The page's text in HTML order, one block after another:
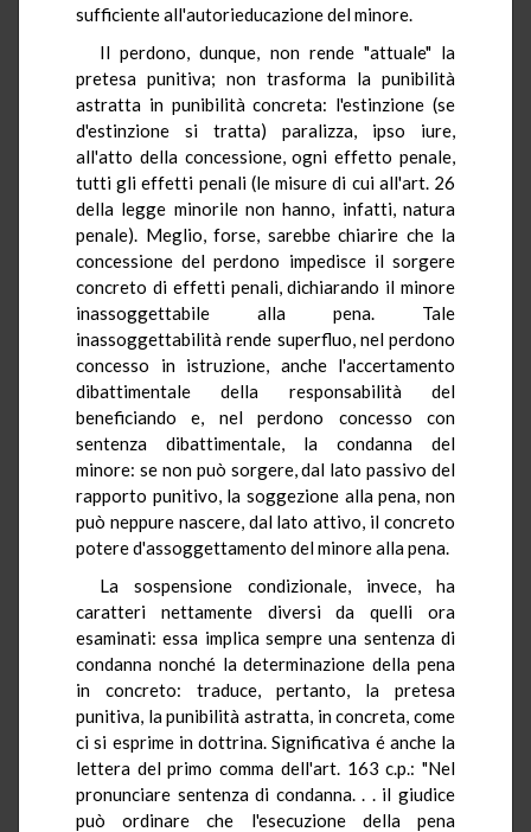
sufficiente all'autorieducazione del minore.
Il perdono, dunque, non rende "attuale" la
pretesa punitiva; non trasforma la punibilità
astratta in punibilità concreta: l'estinzione (se
d'estinzione si tratta) paralizza, ipso iure,
all'atto della concessione, ogni effetto penale,
tutti gli effetti penali (le misure di cui all'art. 26
della legge minorile non hanno, infatti, natura
penale). Meglio, forse, sarebbe chiarire che la
concessione del perdono impedisce il sorgere
concreto di effetti penali, dichiarando il minore
inassoggettabile alla pena. Tale
inassoggettabilità rende superfluo, nel perdono
concesso in istruzione, anche l'accertamento
dibattimentale della responsabilità del
beneficiando e, nel perdono concesso con
sentenza dibattimentale, la condanna del
minore: se non può sorgere, dal lato passivo del
rapporto punitivo, la soggezione alla pena, non
può neppure nascere, dal lato attivo, il concreto
potere d'assoggettamento del minore alla pena.
La sospensione condizionale, invece, ha
caratteri nettamente diversi da quelli ora
esaminati: essa implica sempre una sentenza di
condanna nonché la determinazione della pena
in concreto: traduce, pertanto, la pretesa
punitiva, la punibilità astratta, in concreta, come
ci si esprime in dottrina. Significativa é anche la
lettera del primo comma dell'art. 163 c.p.: "Nel
pronunciare sentenza di condanna. . . il giudice
può ordinare che l'esecuzione della pena